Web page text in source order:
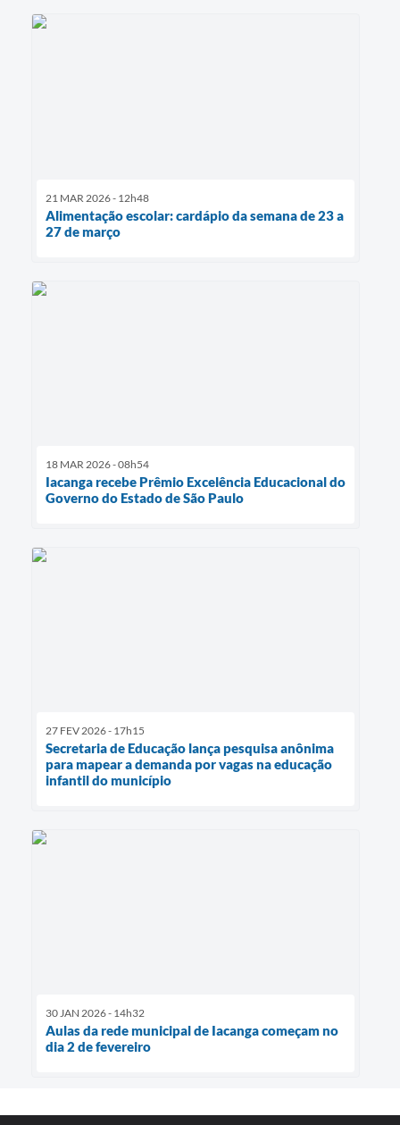
21 MAR 2026 - 12h48
Alimentação escolar: cardápio da semana de 23 a
27 de março
18 MAR 2026 - 08h54
Iacanga recebe Prêmio Excelência Educacional do
Governo do Estado de São Paulo
27 FEV 2026 - 17h15
Secretaria de Educação lança pesquisa anônima
para mapear a demanda por vagas na educação
infantil do município
30 JAN 2026 - 14h32
Aulas da rede municipal de Iacanga começam no
dia 2 de fevereiro